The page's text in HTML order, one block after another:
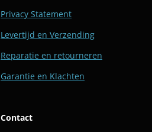
Privacy Statement
Levertijd en Verzending
Reparatie en retourneren
Garantie en Klachten
Contact